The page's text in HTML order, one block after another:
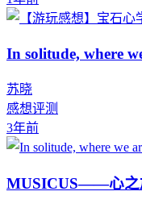
In solitude, where
苏晓
感想评测
3年前
MUSICUS——心之